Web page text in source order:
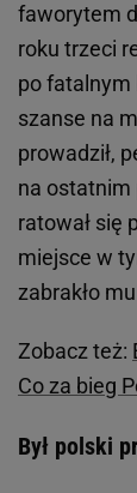
faworytem
roku trzeci
po fatalnym
szanse na
prowadził,
na ostatnim
ratował się
miejsce w
zabrakło
Zobacz też:
Co za bieg
Był polski